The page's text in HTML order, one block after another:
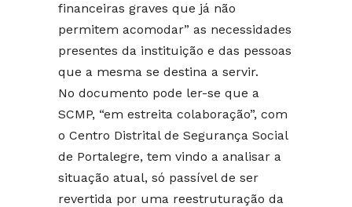
financeiras graves que já não
permitem acomodar” as necessidades
presentes da instituição e das pessoas
que a mesma se destina a servir.
No documento pode ler-se que a
SCMP, “em estreita colaboração”, com
o Centro Distrital de Segurança Social
de Portalegre, tem vindo a analisar a
situação atual, só passível de ser
revertida por uma reestruturação da